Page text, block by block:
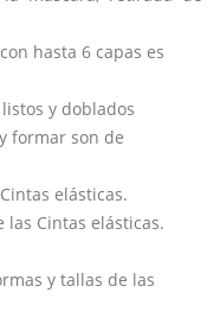
hasta 6 capas es
y doblados
formar son de
elásticas.
Cintas elásticas.
y tallas de las